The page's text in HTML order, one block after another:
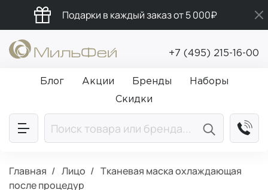
Подарки в каждый заказ от 5 000₽
Бесплатная доставка от 5 000₽
Промокод ПРИВЕТ
+7 (495) 215-16-00
Блог Акции Бренды
Наборы
Скидки
Главная Лицо
Тканевая маска охлаждающая
после процедур